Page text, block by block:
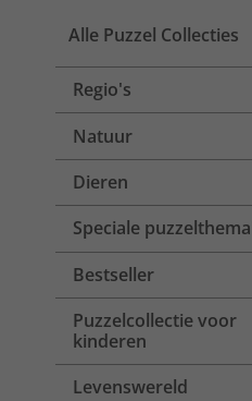
Alle Puzzel Collecties
Regio's
Natuur
Dieren
Speciale
Bestseller
Puzzelcollectie voor
kinderen
Levenswereld